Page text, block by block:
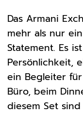
Das Armani
mehr als nur
Statement. Es
Persönlichkeit,
ein Begleiter
Büro, beim
diesem Set